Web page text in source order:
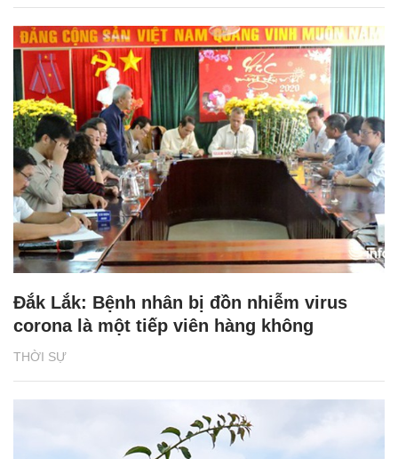
THỜI SỰ
Đắk Lắk: Bệnh nhân bị đồn nhiễm virus
corona là một tiếp viên hàng không